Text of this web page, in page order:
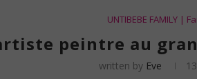
UNTIBEBE FAMILY |
peintre au
written by Eve